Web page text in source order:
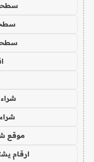
موقع
ارقام